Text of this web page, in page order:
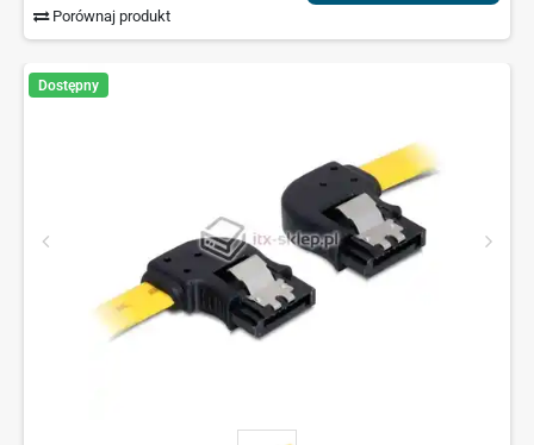
Porównaj produkt
Dostępny